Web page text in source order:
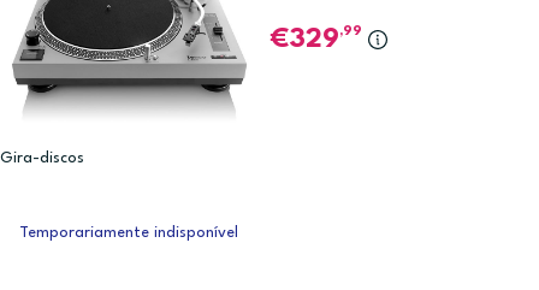
Gira-discos
329,99
Temporariamente indisponível